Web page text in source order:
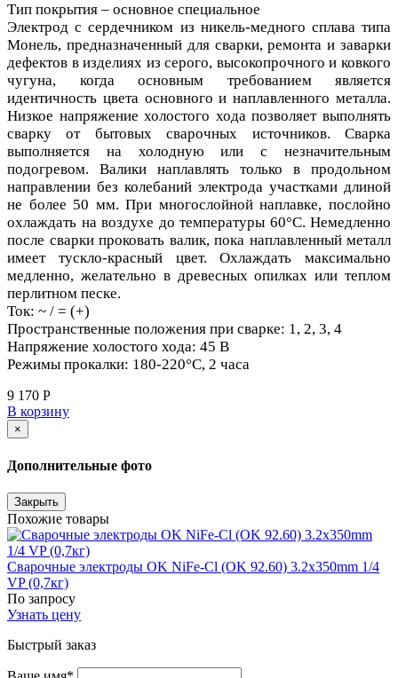
Тип покрытия – основное специальное
Электрод с сердечником из никель-медного сплава типа
Монель, предназначенный для сварки, ремонта и заварки
дефектов в изделиях из серого, высокопрочного и ковкого
чугуна, когда основным требованием является
идентичность цвета основного и наплавленного металла.
Низкое напряжение холостого хода позволяет выполнять
сварку от бытовых сварочных источников. Сварка
выполняется на холодную или с незначительным
подогревом. Валики наплавлять только в продольном
направлении без колебаний электрода участками длиной
не более 50 мм. При многослойной наплавке, послойно
охлаждать на воздухе до температуры 60°С. Немедленно
после сварки проковать валик, пока наплавленный металл
имеет тускло-красный цвет. Охлаждать максимально
медленно, желательно в древесных опилках или теплом
перлитном песке.
Ток: ~ / = (+)
Пространственные положения при сварке: 1, 2, 3, 4
Напряжение холостого хода: 45 В
Режимы прокалки: 180-220°С, 2 часа
9 170 Р
В корзину
×
Дополнительные фото
Закрыть
Похожие товары
Сварочные электроды OK NiFe-Cl (OK 92.60) 3.2x350mm 1/4
VP (0,7кг)
По запросу
Узнать цену
Быстрый заказ